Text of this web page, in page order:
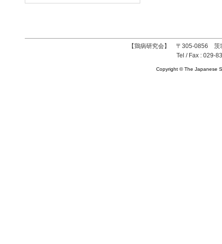
【鶏病研究会】 〒305-0856 茨
Tel / Fax : 029-
Copyright © The Japanese